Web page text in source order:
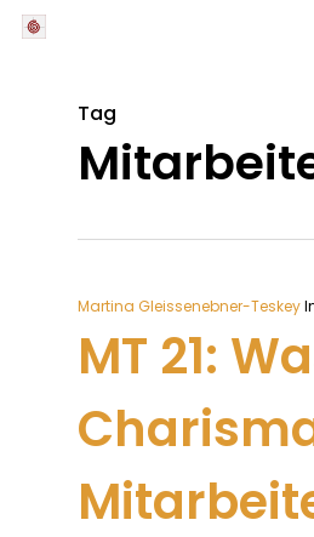
Skip
Tag
Martina Gleissenebner-Teskey
MT 21: